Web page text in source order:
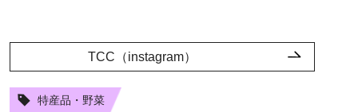
TCC（instagram）
特産品・野菜